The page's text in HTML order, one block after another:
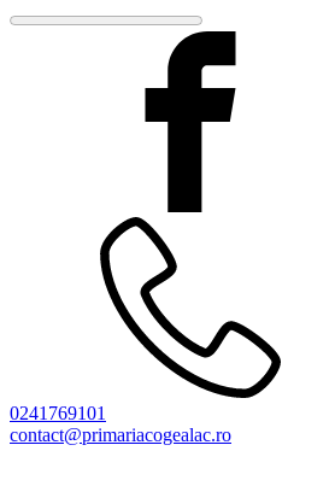
0241769101
contact@primariacogealac.ro